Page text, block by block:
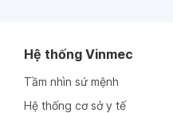
Hệ thống Vinmec
Tầm nhìn sứ mệnh
Hệ thống cơ sở y tế